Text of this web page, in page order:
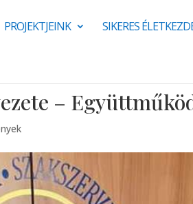
PROJEKTJEINK SIKERES
–